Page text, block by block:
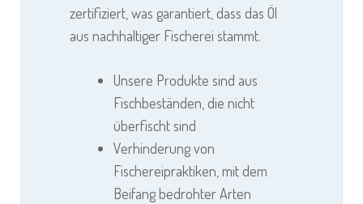
zertifiziert, was garantiert, dass das Öl
aus nachhaltiger Fischerei stammt.
Unsere Produkte sind aus
Fischbeständen, die nicht
überfischt sind
Verhinderung von
Fischereipraktiken, mit dem
Beifang bedrohter Arten